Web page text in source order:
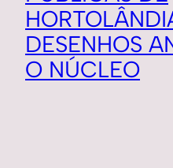
DESENHOS
O NÚCLEO